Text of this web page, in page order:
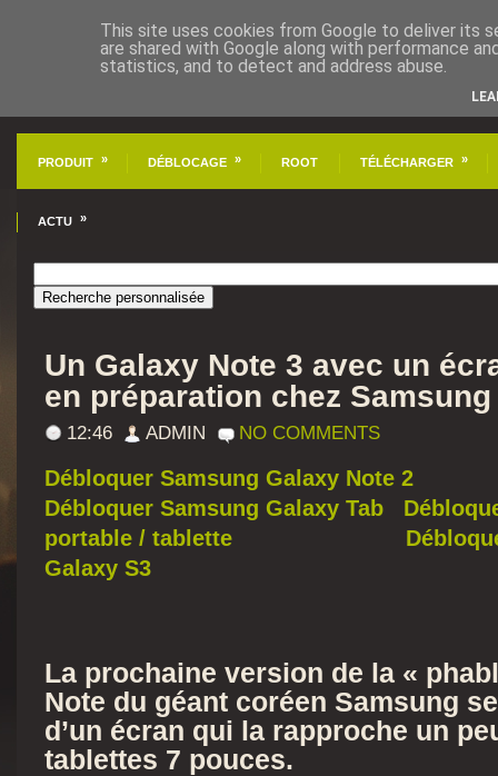
PRODUIT » DÉBLOCAGE » ROOT TÉLÉCHARGER »
ACTU »
Un Galaxy Note 3 avec un
en préparation chez Samsung
12:46 ADMIN NO COMMENTS
Débloquer Samsung Galaxy Note 2
Débloquer Samsung Galaxy Tab
portable / tablette
Galaxy S3
La prochaine version de la «
Note du géant coréen Samsung
d’un écran qui la rapproche un
tablettes 7 pouces.
This site uses cookies from Google to deliver its
are shared with Google along with performance
statistics, and to detect and address abuse.